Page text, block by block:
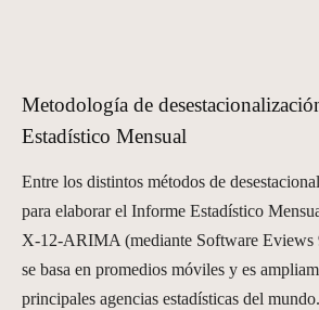
Metodología de
Estadístico Mensual
Entre los distintos métodos de
para elaborar el Informe Estadístico
X-12-ARIMA (mediante Software Eviews
se basa en promedios móviles y es
principales agencias estadísticas del mundo.